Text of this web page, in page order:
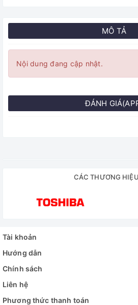
MÔ TẢ
Nội dung đang cập nhật.
ĐÁNH
CÁC THƯƠNG
Tài khoản
Hướng dẫn
Chính sách
Liên hệ
Phương thức thanh toán